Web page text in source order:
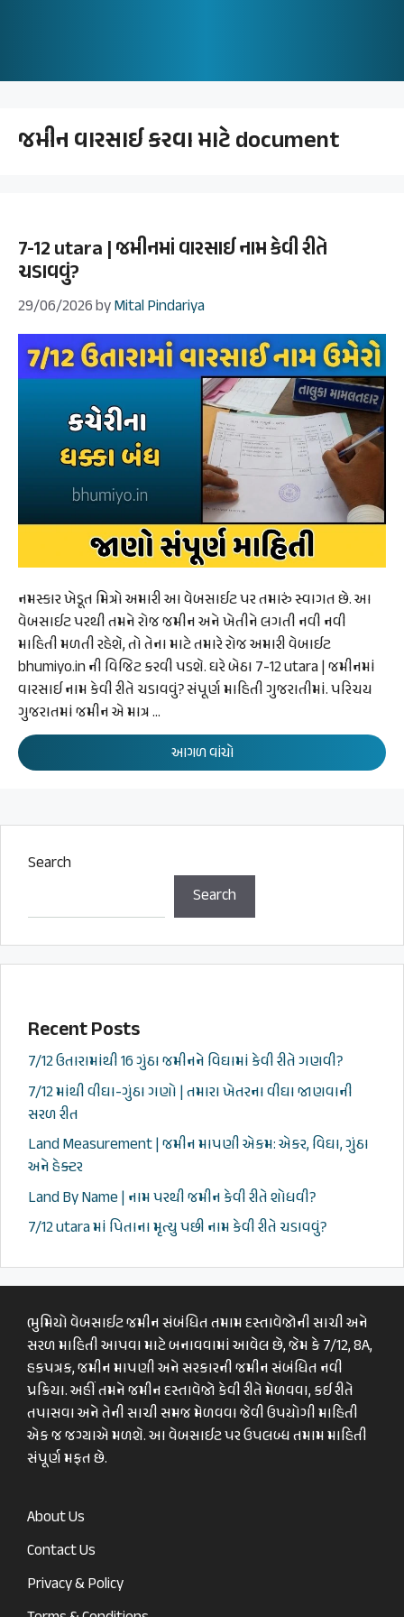
જમીન વારસાઈ કરવા માટે document
7-12 utara | જમીનમાં વારસાઈ નામ કેવી રીતે
ચડાવવું?
29/06/2026byMital Pindariya
નમસ્કાર ખેડૂત મિત્રો અમારી આ વેબસાઈટ પર તમારું સ્વાગત છે. આ
વેબસાઈટ પરથી તમને રોજ જમીન અને ખેતીને લગતી નવી નવી
માહિતી મળતી રહેશે, તો તેના માટે તમારે રોજ અમારી વેબાઈટ
bhumiyo.in ની વિજિટ કરવી પડશે. ઘરે બેઠા 7-12 utara | જમીનમાં
વારસાઈ નામ કેવી રીતે ચડાવવું? સંપૂર્ણ માહિતી ગુજરાતીમાં. પરિચય
ગુજરાતમાં જમીન એ માત્ર …
આગળ વાંચો
Search
Search
Recent Posts
7/12 ઉતારામાંથી 16 ગુંઠા જમીનને વિઘામાં કેવી રીતે ગણવી?
7/12 માંથી વીઘા-ગુંઠા ગણો | તમારા ખેતરના વીઘા જાણવાની
સરળ રીત
Land Measurement | જમીન માપણી એકમ: એકર, વિઘા, ગુંઠા
અને હેક્ટર
Land By Name | નામ પરથી જમીન કેવી રીતે શોધવી?
7/12 utara માં પિતાના મૃત્યુ પછી નામ કેવી રીતે ચડાવવું?
ભુમિયો વેબસાઈટ જમીન સંબંધિત તમામ દસ્તાવેજોની સાચી અને
સરળ માહિતી આપવા માટે બનાવવામાં આવેલ છે, જેમ કે 7/12, 8A,
હકપત્રક, જમીન માપણી અને સરકારની જમીન સંબંધિત નવી
પ્રક્રિયા. અહીં તમને જમીન દસ્તાવેજો કેવી રીતે મેળવવા, કઈ રીતે
તપાસવા અને તેની સાચી સમજ મેળવવા જેવી ઉપયોગી માહિતી
એક જ જગ્યાએ મળશે. આ વેબસાઈટ પર ઉપલબ્ધ તમામ માહિતી
સંપૂર્ણ મફત છે.
About Us
Contact Us
Privacy & Policy